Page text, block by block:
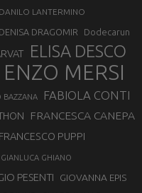
DANILO LANTERMINO
DENISA DRAGOMIR Dodecarun
ELISA DESCO
ENZO MERSI
BAZZANA FABIOLA CONTI
FRANCESCA CANEPA
FRANCESCO PUPPI
GIANLUCA GHIANO
PESENTI GIOVANNA EPIS